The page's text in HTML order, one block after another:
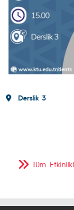
Derslik 3
Tüm